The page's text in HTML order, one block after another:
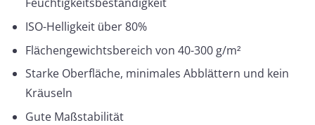
Feuchtigkeitsbeständigkeit
ISO-Helligkeit über 80%
Flächengewichtsbereich von 40-300 g/m²
Starke Oberfläche, minimales Abblättern und kein
Kräuseln
Gute Maßstabilität